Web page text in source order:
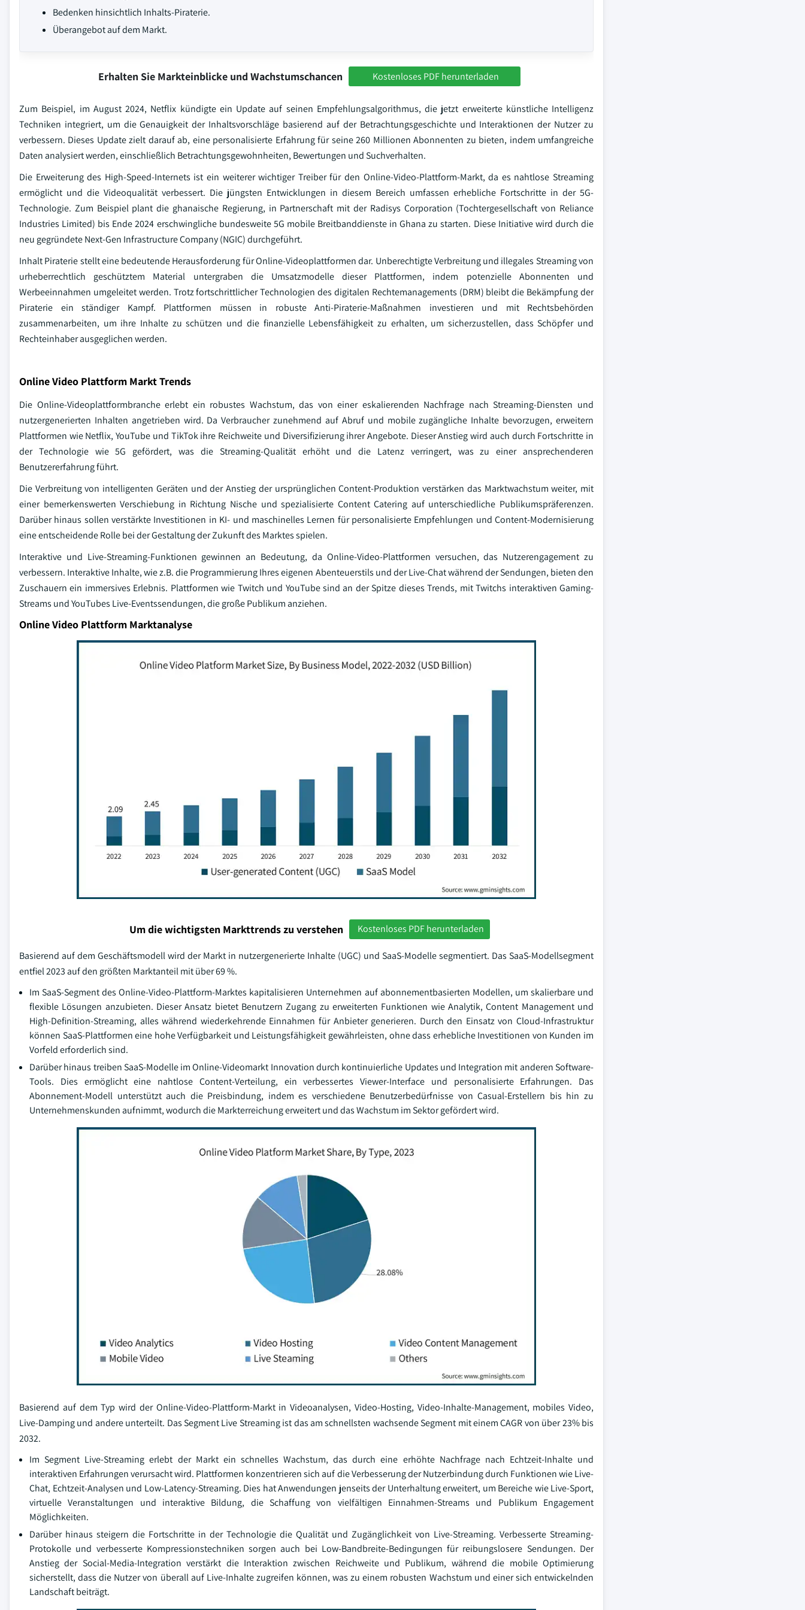
Bedenken hinsichtlich Inhalts-Piraterie.
Überangebot auf dem Markt.
Erhalten Sie Markteinblicke und Wachstumschancen Kostenloses PDF herunterladen
Zum Beispiel, im August 2024, Netflix kündigte ein Update auf seinen Empfehlungsalgorithmus, die jetzt erweiterte künstliche Intelligenz
Techniken integriert, um die Genauigkeit der Inhaltsvorschläge basierend auf der Betrachtungsgeschichte und Interaktionen der Nutzer zu
verbessern. Dieses Update zielt darauf ab, eine personalisierte Erfahrung für seine 260 Millionen Abonnenten zu bieten, indem umfangreiche
Daten analysiert werden, einschließlich Betrachtungsgewohnheiten, Bewertungen und Suchverhalten.
Die Erweiterung des High-Speed-Internets ist ein weiterer wichtiger Treiber für den Online-Video-Plattform-Markt, da es nahtlose Streaming
ermöglicht und die Videoqualität verbessert. Die jüngsten Entwicklungen in diesem Bereich umfassen erhebliche Fortschritte in der 5G-
Technologie. Zum Beispiel plant die ghanaische Regierung, in Partnerschaft mit der Radisys Corporation (Tochtergesellschaft von Reliance
Industries Limited) bis Ende 2024 erschwingliche bundesweite 5G mobile Breitbanddienste in Ghana zu starten. Diese Initiative wird durch die
neu gegründete Next-Gen Infrastructure Company (NGIC) durchgeführt.
Inhalt Piraterie stellt eine bedeutende Herausforderung für Online-Videoplattformen dar. Unberechtigte Verbreitung und illegales Streaming von
urheberrechtlich geschütztem Material untergraben die Umsatzmodelle dieser Plattformen, indem potenzielle Abonnenten und
Werbeeinnahmen umgeleitet werden. Trotz fortschrittlicher Technologien des digitalen Rechtemanagements (DRM) bleibt die Bekämpfung der
Piraterie ein ständiger Kampf. Plattformen müssen in robuste Anti-Piraterie-Maßnahmen investieren und mit Rechtsbehörden
zusammenarbeiten, um ihre Inhalte zu schützen und die finanzielle Lebensfähigkeit zu erhalten, um sicherzustellen, dass Schöpfer und
Rechteinhaber ausgeglichen werden.
Online Video Plattform Markt Trends
Die Online-Videoplattformbranche erlebt ein robustes Wachstum, das von einer eskalierenden Nachfrage nach Streaming-Diensten und
nutzergenerierten Inhalten angetrieben wird. Da Verbraucher zunehmend auf Abruf und mobile zugängliche Inhalte bevorzugen, erweitern
Plattformen wie Netflix, YouTube und TikTok ihre Reichweite und Diversifizierung ihrer Angebote. Dieser Anstieg wird auch durch Fortschritte in
der Technologie wie 5G gefördert, was die Streaming-Qualität erhöht und die Latenz verringert, was zu einer ansprechenderen
Benutzererfahrung führt.
Die Verbreitung von intelligenten Geräten und der Anstieg der ursprünglichen Content-Produktion verstärken das Marktwachstum weiter, mit
einer bemerkenswerten Verschiebung in Richtung Nische und spezialisierte Content Catering auf unterschiedliche Publikumspräferenzen.
Darüber hinaus sollen verstärkte Investitionen in KI- und maschinelles Lernen für personalisierte Empfehlungen und Content-Modernisierung
eine entscheidende Rolle bei der Gestaltung der Zukunft des Marktes spielen.
Interaktive und Live-Streaming-Funktionen gewinnen an Bedeutung, da Online-Video-Plattformen versuchen, das Nutzerengagement zu
verbessern. Interaktive Inhalte, wie z.B. die Programmierung Ihres eigenen Abenteuerstils und der Live-Chat während der Sendungen, bieten den
Zuschauern ein immersives Erlebnis. Plattformen wie Twitch und YouTube sind an der Spitze dieses Trends, mit Twitchs interaktiven Gaming-
Streams und YouTubes Live-Eventssendungen, die große Publikum anziehen.
Online Video Plattform Marktanalyse
Um die wichtigsten Markttrends zu verstehen Kostenloses PDF herunterladen
Basierend auf dem Geschäftsmodell wird der Markt in nutzergenerierte Inhalte (UGC) und SaaS-Modelle segmentiert. Das SaaS-Modellsegment
entfiel 2023 auf den größten Marktanteil mit über 69 %.
Im SaaS-Segment des Online-Video-Plattform-Marktes kapitalisieren Unternehmen auf abonnementbasierten Modellen, um skalierbare und
flexible Lösungen anzubieten. Dieser Ansatz bietet Benutzern Zugang zu erweiterten Funktionen wie Analytik, Content Management und
High-Definition-Streaming, alles während wiederkehrende Einnahmen für Anbieter generieren. Durch den Einsatz von Cloud-Infrastruktur
können SaaS-Plattformen eine hohe Verfügbarkeit und Leistungsfähigkeit gewährleisten, ohne dass erhebliche Investitionen von Kunden im
Vorfeld erforderlich sind.
Darüber hinaus treiben SaaS-Modelle im Online-Videomarkt Innovation durch kontinuierliche Updates und Integration mit anderen Software-
Tools. Dies ermöglicht eine nahtlose Content-Verteilung, ein verbessertes Viewer-Interface und personalisierte Erfahrungen. Das
Abonnement-Modell unterstützt auch die Preisbindung, indem es verschiedene Benutzerbedürfnisse von Casual-Erstellern bis hin zu
Unternehmenskunden aufnimmt, wodurch die Markterreichung erweitert und das Wachstum im Sektor gefördert wird.
Basierend auf dem Typ wird der Online-Video-Plattform-Markt in Videoanalysen, Video-Hosting, Video-Inhalte-Management, mobiles Video,
Live-Damping und andere unterteilt. Das Segment Live Streaming ist das am schnellsten wachsende Segment mit einem CAGR von über 23% bis
2032.
Im Segment Live-Streaming erlebt der Markt ein schnelles Wachstum, das durch eine erhöhte Nachfrage nach Echtzeit-Inhalte und
interaktiven Erfahrungen verursacht wird. Plattformen konzentrieren sich auf die Verbesserung der Nutzerbindung durch Funktionen wie Live-
Chat, Echtzeit-Analysen und Low-Latency-Streaming. Dies hat Anwendungen jenseits der Unterhaltung erweitert, um Bereiche wie Live-Sport,
virtuelle Veranstaltungen und interaktive Bildung, die Schaffung von vielfältigen Einnahmen-Streams und Publikum Engagement
Möglichkeiten.
Darüber hinaus steigern die Fortschritte in der Technologie die Qualität und Zugänglichkeit von Live-Streaming. Verbesserte Streaming-
Protokolle und verbesserte Kompressionstechniken sorgen auch bei Low-Bandbreite-Bedingungen für reibungslosere Sendungen. Der
Anstieg der Social-Media-Integration verstärkt die Interaktion zwischen Reichweite und Publikum, während die mobile Optimierung
sicherstellt, dass die Nutzer von überall auf Live-Inhalte zugreifen können, was zu einem robusten Wachstum und einer sich entwickelnden
Landschaft beiträgt.